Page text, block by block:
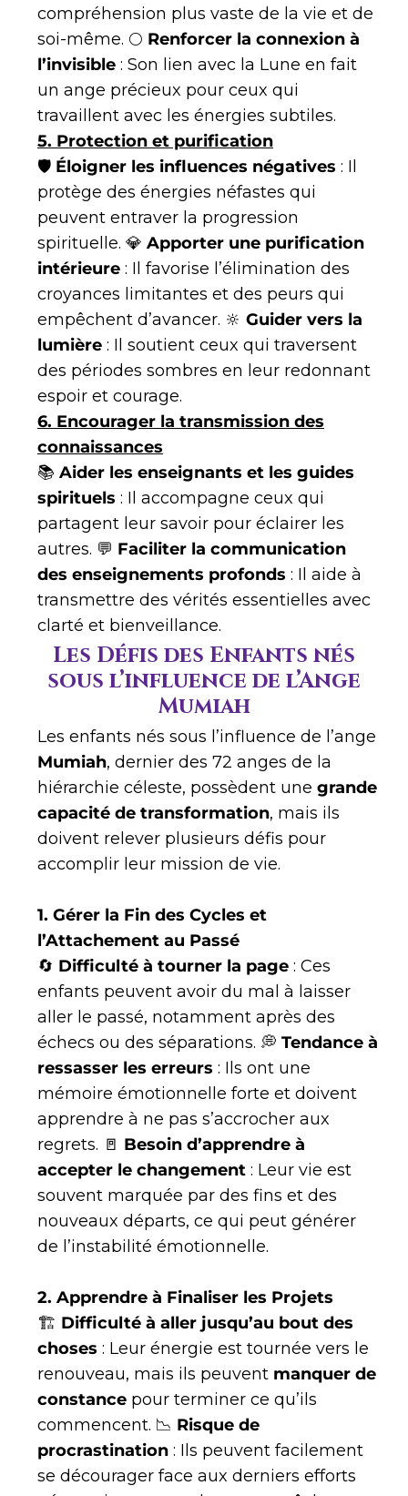
compréhension plus vaste de la vie et de
soi-même. 🌕 Renforcer la connexion à
l’invisible : Son lien avec la Lune en fait
un ange précieux pour ceux qui
travaillent avec les énergies subtiles.
5. Protection et purification
🛡 Éloigner les influences négatives : Il
protège des énergies néfastes qui
peuvent entraver la progression
spirituelle. 💎 Apporter une purification
intérieure : Il favorise l’élimination des
croyances limitantes et des peurs qui
empêchent d’avancer. 🔆 Guider vers la
lumière : Il soutient ceux qui traversent
des périodes sombres en leur redonnant
espoir et courage.
6. Encourager la transmission des
connaissances
📚 Aider les enseignants et les guides
spirituels : Il accompagne ceux qui
partagent leur savoir pour éclairer les
autres. 💬 Faciliter la communication
des enseignements profonds : Il aide à
transmettre des vérités essentielles avec
clarté et bienveillance.
Les Défis des Enfants nés
sous l’influence de l’Ange
Mumiah
Les enfants nés sous l’influence de l’ange
Mumiah, dernier des 72 anges de la
hiérarchie céleste, possèdent une grande
capacité de transformation, mais ils
doivent relever plusieurs défis pour
accomplir leur mission de vie.
1. Gérer la Fin des Cycles et
l’Attachement au Passé
🔄 Difficulté à tourner la page : Ces
enfants peuvent avoir du mal à laisser
aller le passé, notamment après des
échecs ou des séparations. 💭 Tendance à
ressasser les erreurs : Ils ont une
mémoire émotionnelle forte et doivent
apprendre à ne pas s’accrocher aux
regrets. 🚪 Besoin d’apprendre à
accepter le changement : Leur vie est
souvent marquée par des fins et des
nouveaux départs, ce qui peut générer
de l’instabilité émotionnelle.
2. Apprendre à Finaliser les Projets
🏗 Difficulté à aller jusqu’au bout des
choses : Leur énergie est tournée vers le
renouveau, mais ils peuvent manquer de
constance pour terminer ce qu’ils
commencent. 📉 Risque de
procrastination : Ils peuvent facilement
se décourager face aux derniers efforts